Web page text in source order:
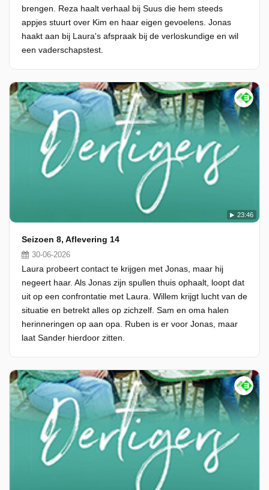
brengen. Reza haalt verhaal bij Suus die hem steeds
appjes stuurt over Kim en haar eigen gevoelens. Jonas
haakt aan bij Laura's afspraak bij de verloskundige en wil
een vaderschapstest.
23:46
Seizoen 8, Aflevering 14
30-06-2026
Laura probeert contact te krijgen met Jonas, maar hij
negeert haar. Als Jonas zijn spullen thuis ophaalt, loopt dat
uit op een confrontatie met Laura. Willem krijgt lucht van de
situatie en betrekt alles op zichzelf. Sam en oma halen
herinneringen op aan opa. Ruben is er voor Jonas, maar
laat Sander hierdoor zitten.